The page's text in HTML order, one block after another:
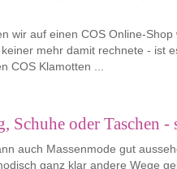
wir auf einen COS Online-
mehr damit rechnete - ist
COS Klamotten ...
Schuhe oder Taschen -
auch Massenmode gut
ganz klar andere Wege